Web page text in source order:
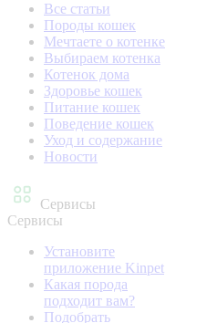
Все статьи
Породы кошек
Мечтаете о котенке
Выбираем котенка
Котенок дома
Здоровье кошек
Питание кошек
Поведение кошек
Уход и содержание
Новости
Сервисы
Сервисы
Установите
приложение Kinpet
Какая порода
подходит вам?
Подобрать